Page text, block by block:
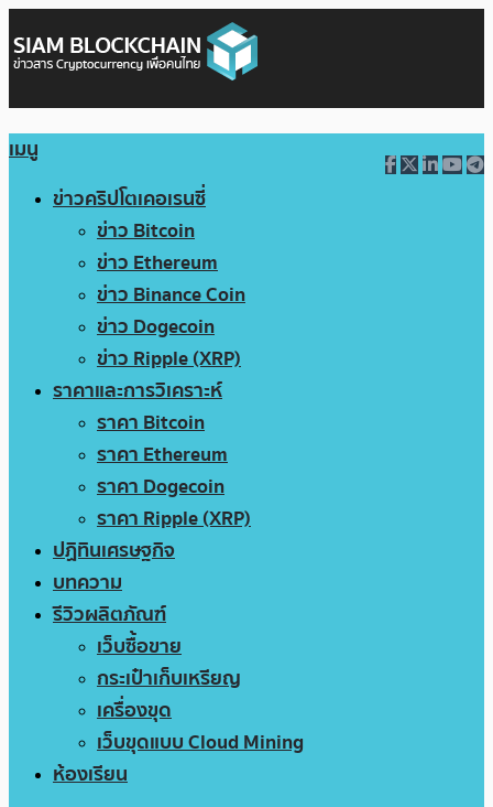
เมนู
ข่าวคริปโตเคอเรนซี่
ข่าว Bitcoin
ข่าว Ethereum
ข่าว Binance Coin
ข่าว Dogecoin
ข่าว Ripple (XRP)
ราคาและการวิเคราะห์
ราคา Bitcoin
ราคา Ethereum
ราคา Dogecoin
ราคา Ripple (XRP)
ปฏิทินเศรษฐกิจ
บทความ
รีวิวผลิตภัณฑ์
เว็บซื้อขาย
กระเป๋าเก็บเหรียญ
เครื่องขุด
เว็บขุดแบบ Cloud Mining
ห้องเรียน